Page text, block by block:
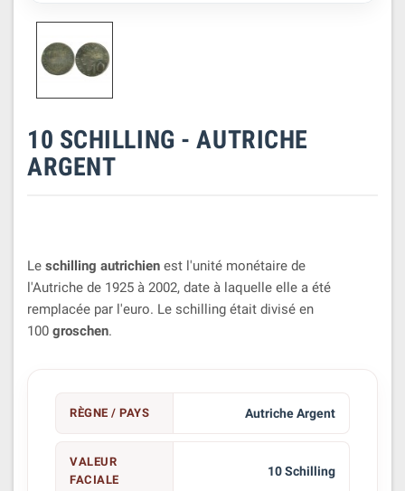
10 SCHILLING - AUTRICHE
ARGENT
Le schilling autrichien est l'unité monétaire de
l'Autriche de 1925 à 2002, date à laquelle elle a été
remplacée par l'euro. Le schilling était divisé en
100 groschen.
RÈGNE / PAYS Autriche Argent
VALEUR
FACIALE
10 Schilling